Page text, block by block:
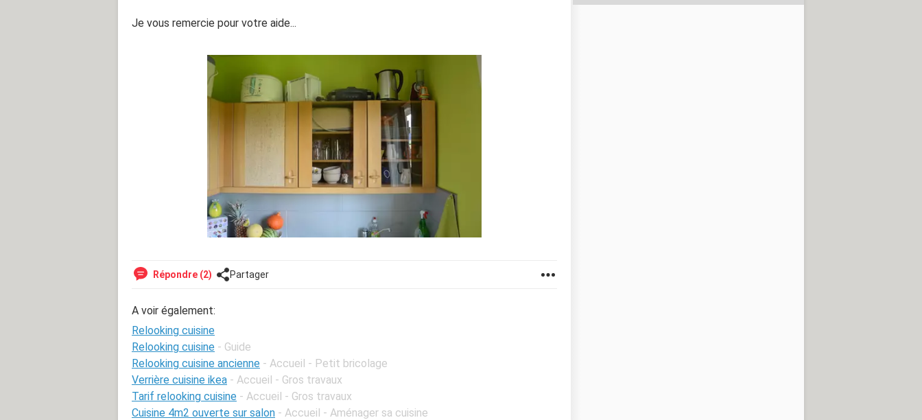
Je vous remercie pour votre aide...
Répondre (2) Partager
A voir également:
Relooking cuisine
Relooking cuisine - Guide
Relooking cuisine ancienne - Accueil - Petit bricolage
Verrière cuisine ikea - Accueil - Gros travaux
Tarif relooking cuisine - Accueil - Gros travaux
Cuisine 4m2 ouverte sur salon - Accueil - Aménager sa cuisine